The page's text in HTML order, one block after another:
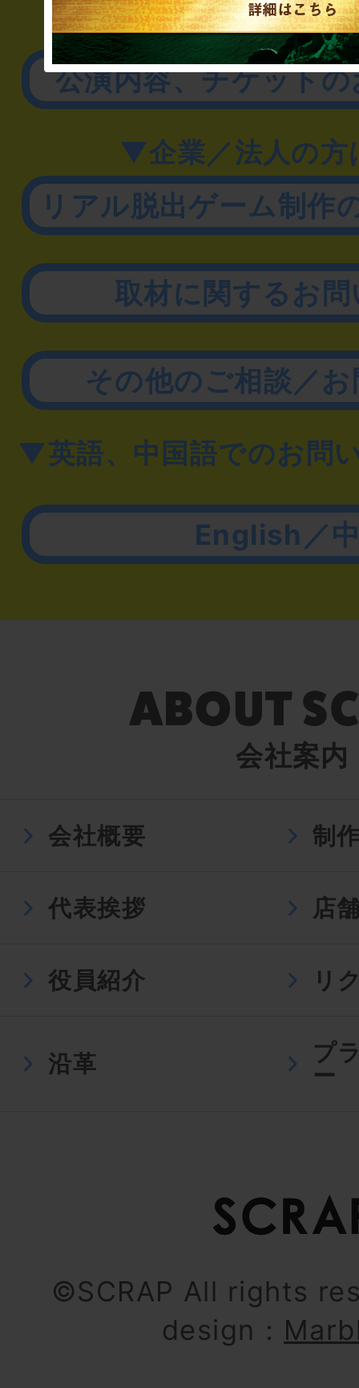
▼一般のお客様
公演内容、チケット
▼企業／法人の方
リアル脱出ゲーム制作
取材に関するお
その他のご相談／
▼英語、中国語でのお問
English／
会社案内
会社概要 制
代表挨拶 店
役員紹介 リ
沿革
プ
ー
©SCRAP All rights
design：